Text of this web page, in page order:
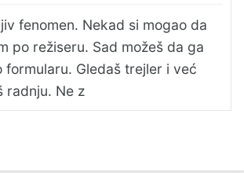
fenomen. Nekad si mogao da
po režiseru. Sad možeš da ga
formularu. Gledaš trejler i već
radnju. Ne z